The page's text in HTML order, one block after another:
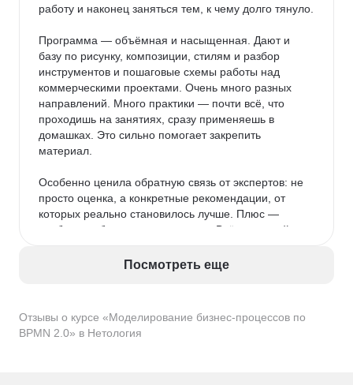
Отзывы о курсе «Моделирование бизнес-процессов по
BPMN 2.0» в Нетология
работу и наконец заняться тем, к чему долго тянуло.
Программа — объёмная и насыщенная. Дают и
базу по рисунку, композиции, стилям и разбор
инструментов и пошаговые схемы работы над
коммерческими проектами. Очень много разных
направлений. Много практики — почти всё, что
проходишь на занятиях, сразу применяешь в
домашках. Это сильно помогает закрепить
материал.
Особенно ценила обратную связь от экспертов: не
просто оценка, а конкретные рекомендации, от
которых реально становилось лучше. Плюс —
удобное мобильное приложение. Всё под рукой:
впереди. Да и выглядит приятно — не ломает глаз.
гораздо продуманнее и удобнее.
Посмотреть еще